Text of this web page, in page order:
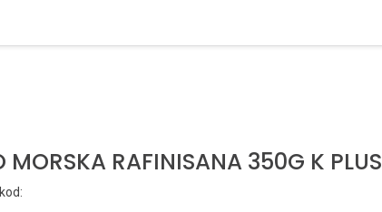
MORSKA RAFINISANA 350G K PLUS